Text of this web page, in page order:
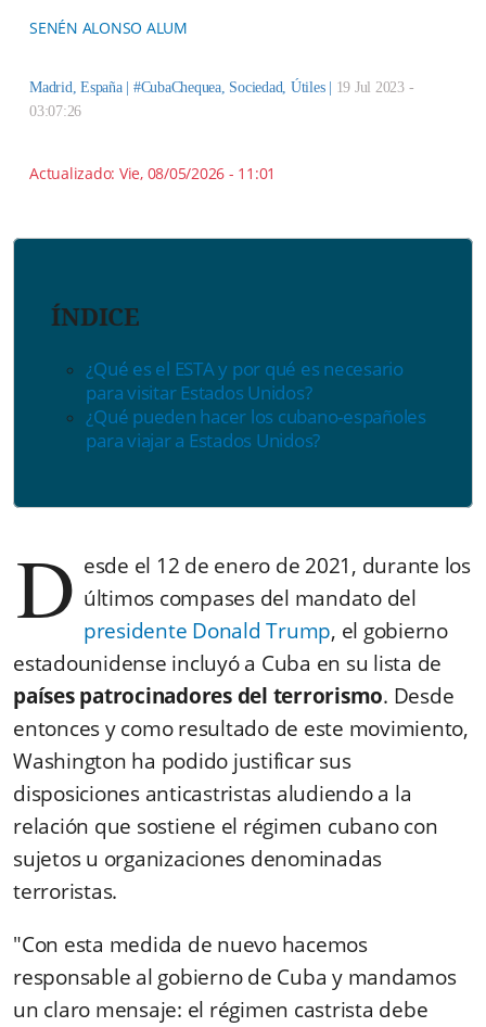
SENÉN ALONSO ALUM
Madrid, España | #CubaChequea, Sociedad Útiles | 19 Jul 2023 -
03:07:26
Actualizado: Vie, 08/05/2026 - 11:01
ÍNDICE
¿Qué es el ESTA y por qué es necesario
para visitar Estados Unidos?
¿Qué pueden hacer los cubano-españoles
para viajar a Estados Unidos?
D esde el 12 de enero de 2021, durante los
últimos compases del mandato del
presidente Donald Trump, el gobierno
estadounidense incluyó a Cuba en su lista de
países patrocinadores del terrorismo. Desde
entonces y como resultado de este movimiento,
Washington ha podido justificar sus
disposiciones anticastristas aludiendo a la
relación que sostiene el régimen cubano con
sujetos u organizaciones denominadas
terroristas.
"Con esta medida de nuevo hacemos
responsable al gobierno de Cuba y mandamos
un claro mensaje: el régimen castrista debe